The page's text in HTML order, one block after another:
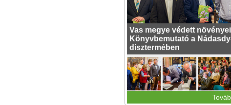
Vas megye védett
Könyvbemutató a
dísztermében